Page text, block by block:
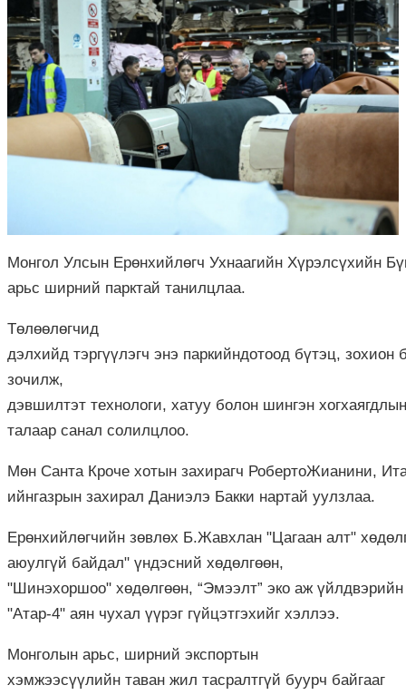
Монгол Улсын Ерөнхийлөгч Ухнаагийн Хүрэлсүхийн
арьс ширний парктай танилцлаа.
Төлөөлөгчид
дэлхийд тэргүүлэгч энэ паркийндотоод бүтэц, зохион
зочилж,
дэвшилтэт технологи, хатуу болон шингэн хогхаягдлын
талаар санал солилцлоо.
Мөн Санта Кроче хотын захирагч РобертоЖианини,
ийнгазрын захирал Даниэлэ Бакки нартай уулзлаа.
Ерөнхийлөгчийн зөвлөх Б.Жавхлан "Цагаан алт"
аюулгүй байдал" үндэсний хөдөлгөөн,
"Шинэхоршоо" хөдөлгөөн, “Эмээлт” эко аж үйлдвэрийн
"Атар-4" аян чухал үүрэг гүйцэтгэхийг хэллээ.
Монголын арьс, ширний экспортын
хэмжээсүүлийн таван жил тасралтгүй буурч байгааг